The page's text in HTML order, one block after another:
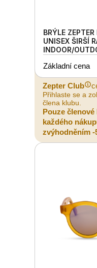
BRÝLE
UNISEX ŠIRŠÍ
INDOOR/
Základní cena
Zepter Club
Přihlaste se a
člena klubu.
Pouze
každého
zvýhodněním -